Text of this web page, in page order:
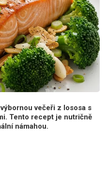
večeři z lososa s
Tento recept je nutričně
námahou.